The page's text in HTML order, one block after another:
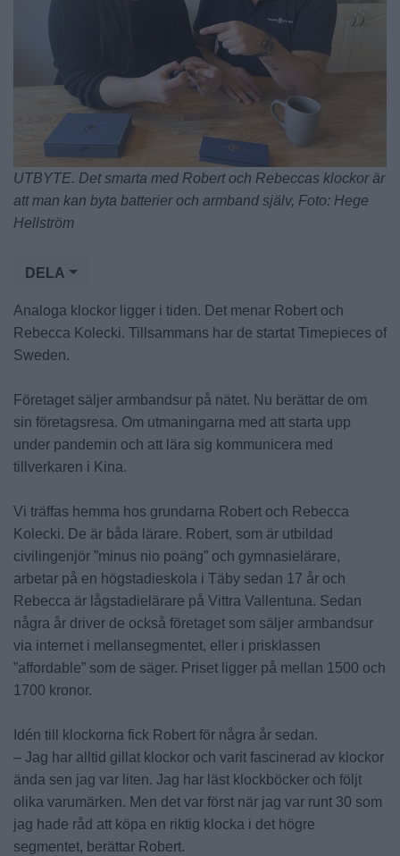
UTBYTE. Det smarta med Robert och Rebeccas klockor är
att man kan byta batterier och armband själv, Foto: Hege
Hellström
DELA
Analoga klockor ligger i tiden. Det menar Robert och
Rebecca Kolecki. Tillsammans har de startat Timepieces of
Sweden.
Företaget säljer armbandsur på nätet. Nu berättar de om
sin företagsresa. Om utmaningarna med att starta upp
under pandemin och att lära sig kommunicera med
tillverkaren i Kina.
Vi träffas hemma hos grundarna Robert och Rebecca
Kolecki. De är båda lärare. Robert, som är utbildad
civilingenjör ”minus nio poäng” och gymnasielärare,
arbetar på en högstadieskola i Täby sedan 17 år och
Rebecca är lågstadielärare på Vittra Vallentuna. Sedan
några år driver de också företaget som säljer armbandsur
via internet i mellansegmentet, eller i prisklassen
”affordable” som de säger. Priset ligger på mellan 1500 och
1700 kronor.
Idén till klockorna fick Robert för några år sedan.
– Jag har alltid gillat klockor och varit fascinerad av klockor
ända sen jag var liten. Jag har läst klockböcker och följt
olika varumärken. Men det var först när jag var runt 30 som
jag hade råd att köpa en riktig klocka i det högre
segmentet, berättar Robert.